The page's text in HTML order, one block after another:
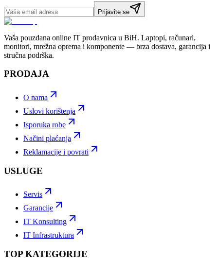
Prijavite se
Vaša pouzdana online IT prodavnica u BiH. Laptopi, računari,
monitori, mrežna oprema i komponente — brza dostava, garancija i
stručna podrška.
PRODAJA
O nama
Uslovi korištenja
Isporuka robe
Načini plaćanja
Reklamacije i povrati
USLUGE
Servis
Garancije
IT Konsulting
IT Infrastruktura
TOP KATEGORIJE